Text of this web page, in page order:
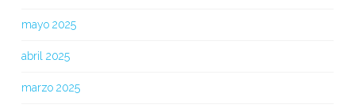
mayo 2025
abril 2025
marzo 2025